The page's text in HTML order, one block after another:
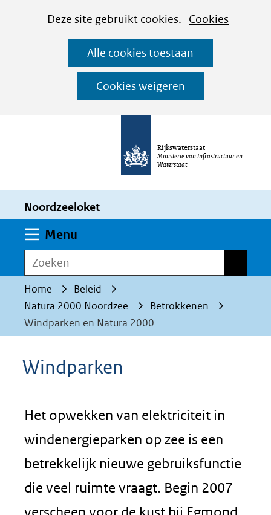
CookiesDeze site gebruikt cookies. Cookies
worden
toegestaan
geweigerd.
Alle cookies toestaan
Cookies weigeren
Ga
naar
de
inhoud
Rijkswaterstaat
Ministerie van Infrastructuur en
Waterstaat
Noordzeeloket
Menu
Zoeken
Home
Beleid
Natura 2000 Noordzee
Betrokkenen
Windparken en Natura 2000
Windparken
Het opwekken van elektriciteit in
windenergieparken op zee is een
betrekkelijk nieuwe gebruiksfunctie
die veel ruimte vraagt. Begin 2007
verscheen voor de kust bij Egmond